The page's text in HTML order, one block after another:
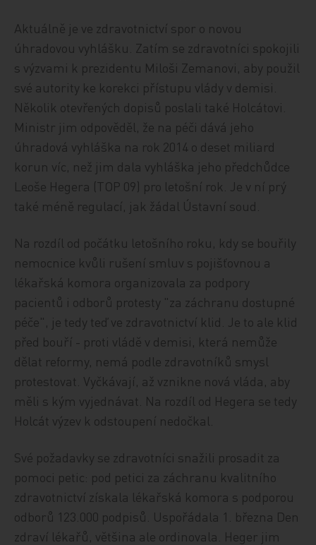
Aktuálně je ve zdravotnictví spor o novou
úhradovou vyhlášku. Zatím se zdravotníci spokojili
s výzvami k prezidentu Miloši Zemanovi, aby použil
své autority ke korekci přístupu vlády v demisi.
Několik otevřených dopisů poslali také Holcátovi.
Ministr jim odpověděl, že na péči dává jeho
úhradová vyhláška na rok 2014 o deset miliard
korun víc, než jim dala vyhláška jeho předchůdce
Leoše Hegera (TOP 09) pro letošní rok. Je v ní prý
také méně regulací, jak žádal Ústavní soud.
Na rozdíl od počátku letošního roku, kdy se bouřily
nemocnice kvůli rušení smluv s pojišťovnou a
lékařská komora organizovala za podpory
pacientů i odborů protesty "za záchranu dostupné
péče", je tedy teď ve zdravotnictví klid. Je to ale klid
před bouří - proti vládě v demisi, která nemůže
dělat reformy, nemá podle zdravotníků smysl
protestovat. Vyčkávají, až vznikne nová vláda, aby
měli s kým vyjednávat. Na rozdíl od Hegera se tedy
Holcát výzev k odstoupení nedočkal.
Své požadavky se zdravotníci snažili prosadit za
pomoci petic: pod petici za záchranu kvalitního
zdravotnictví získala lékařská komora s podporou
odborů 123.000 podpisů. Uspořádala 1. března Den
zdraví lékařů, většina ale ordinovala. Heger jim